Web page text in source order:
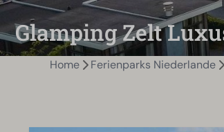
Glamping Zelt
Home Ferienparks Niederlande